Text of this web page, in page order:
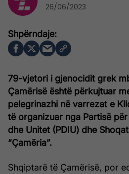
79-vjetori i gjenocidit grek
Çamërisë është përkujtuar
pelegrinazhi në varrezat e
të organizuar nga Partisë
dhe Unitet (PDIU) dhe
“Çamëria”.
Shqiptarë të Çamërisë, por
26/06/2023